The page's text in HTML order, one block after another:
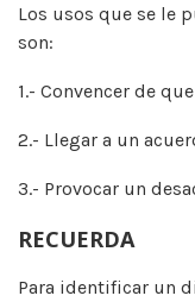
Los usos que se le
son:
1.- Convencer de
2.- Llegar a un
3.- Provocar un
RECUERDA
Para identificar un